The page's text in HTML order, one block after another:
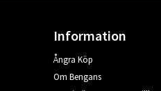
Information
Ångra Köp
Om Bengans